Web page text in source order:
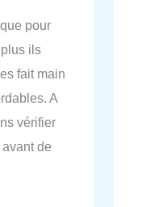
pour
ils
fait main
A
vérifier
de